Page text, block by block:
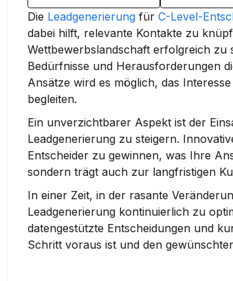
Die Leadgenerierung für C-Level-
dabei hilft, relevante Kontakte zu
Wettbewerbslandschaft erfolgreich zu
Bedürfnisse und Herausforderungen
Ansätze wird es möglich, das
begleiten.
Ein unverzichtbarer Aspekt ist der
Leadgenerierung zu steigern.
Entscheider zu gewinnen, was Ihre
sondern trägt auch zur langfristigen
In einer Zeit, in der rasante
Leadgenerierung kontinuierlich zu
datengestützte Entscheidungen und
Schritt voraus ist und den